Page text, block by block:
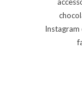
Instagram